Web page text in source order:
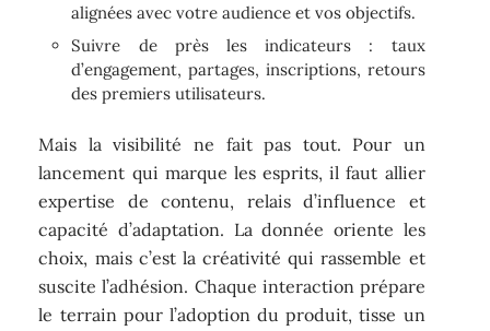
alignées avec votre audience et vos objectifs.
Suivre de près les indicateurs : taux
d’engagement, partages, inscriptions, retours
des premiers utilisateurs.
Mais la visibilité ne fait pas tout. Pour un
lancement qui marque les esprits, il faut allier
expertise de contenu, relais d’influence et
capacité d’adaptation. La donnée oriente les
choix, mais c’est la créativité qui rassemble et
suscite l’adhésion. Chaque interaction prépare
le terrain pour l’adoption du produit, tisse un